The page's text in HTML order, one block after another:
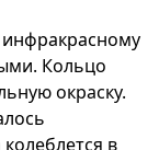
инфракрасному
Кольцо
окраску.
в